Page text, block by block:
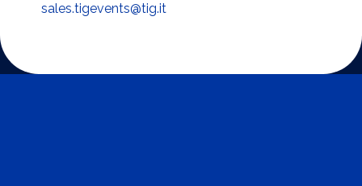
sales.tigevents@tig.it